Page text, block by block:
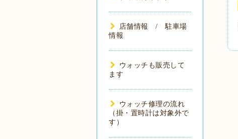
店舗情報 / 駐車場
情報
ウォッチも販売して
ます
ウォッチ修理の流れ
（掛・置時計は対象外で
す）